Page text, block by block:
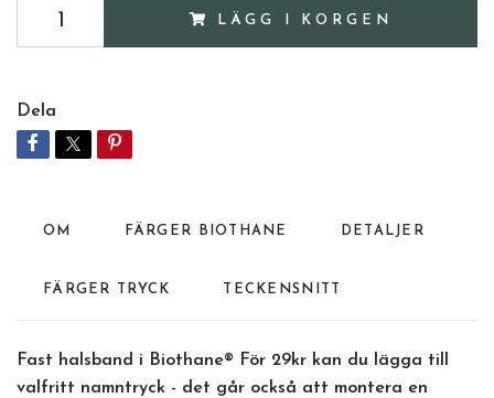
LÄGG I KORGEN
Dela
OM FÄRGER BIOTHANE DETALJER
FÄRGER TRYCK TECKENSNITT
Fast halsband i Biothane® För 29kr kan du lägga till
valfritt namntryck - det går också att montera en